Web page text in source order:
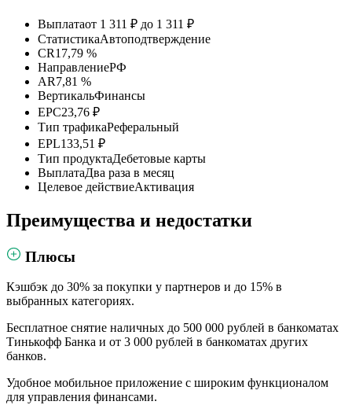
Выплатаот 1 311 ₽ до 1 311 ₽
СтатистикаАвтоподтверждение
CR17,79 %
НаправлениеРФ
AR7,81 %
ВертикальФинансы
EPC23,76 ₽
Тип трафикаРеферальный
EPL133,51 ₽
Тип продуктаДебетовые карты
ВыплатаДва раза в месяц
Целевое действиеАктивация
Преимущества и недостатки
Плюсы
Кэшбэк до 30% за покупки у партнеров и до 15% в
выбранных категориях.
Бесплатное снятие наличных до 500 000 рублей в банкоматах
Тинькофф Банка и от 3 000 рублей в банкоматах других
банков.
Удобное мобильное приложение с широким функционалом
для управления финансами.